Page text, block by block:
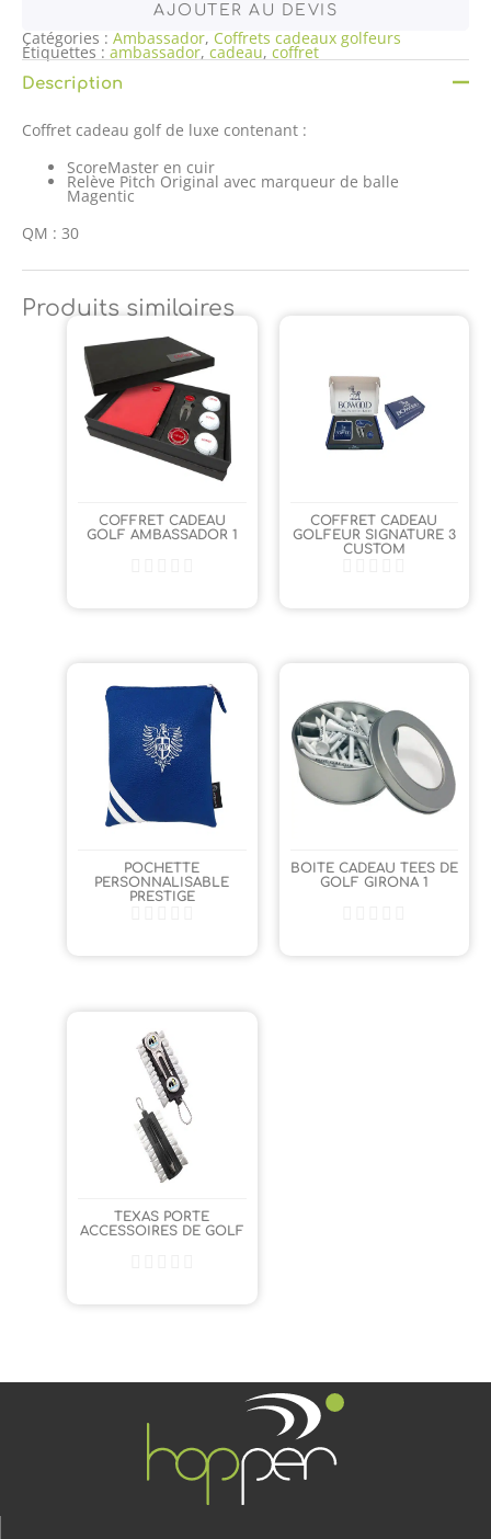
AJOUTER AU DEVIS
Catégories : Ambassador, Coffrets cadeaux golfeurs
Étiquettes : ambassador,cadeau, coffret
Description
Coffret cadeau golf de luxe contenant :
ScoreMaster en cuir
Relève Pitch Original avec marqueur de balle
Magentic
QM : 30
Produits similaires
COFFRET CADEAU
GOLF AMBASSADOR 1
COFFRET CADEAU
GOLFEUR SIGNATURE 3
CUSTOM
POCHETTE
PERSONNALISABLE
PRESTIGE
BOITE CADEAU TEES DE
GOLF GIRONA 1
TEXAS PORTE
ACCESSOIRES DE GOLF